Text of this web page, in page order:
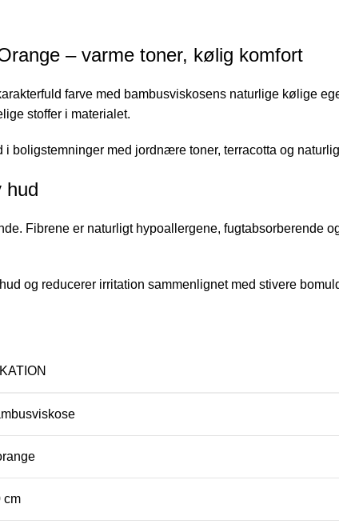
– varme toner, kølig komfort
farve med bambusviskosens naturlige kølige
stoffer i materialet.
boligstemninger med jordnære toner, terracotta og
hud
Fibrene er naturligt hypoallergene, fugtabsorberende
og reducerer irritation sammenlignet med stivere
cm